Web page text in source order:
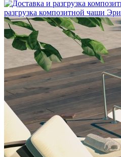
разгрузка композитной чаши Эри